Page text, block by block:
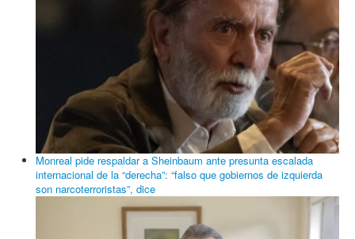
Monreal pide respaldar a Sheinbaum ante presunta escalada
internacional de la “derecha”: “falso que gobiernos de izquierda
son narcoterroristas”, dice